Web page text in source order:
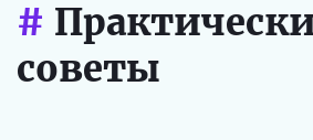
#
советы